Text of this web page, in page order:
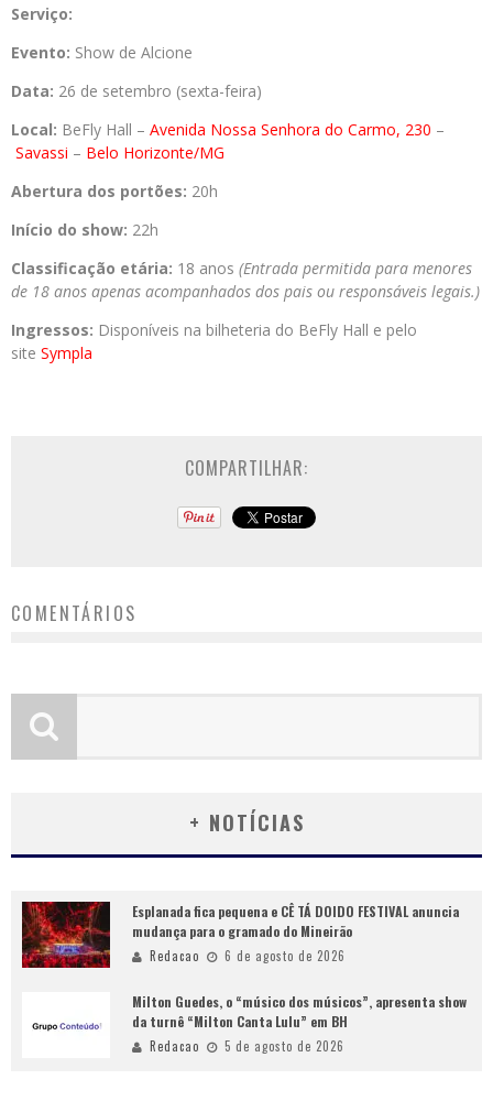
Serviço:
Evento: Show de Alcione
Data: 26 de setembro (sexta-feira)
Local: BeFly Hall – Avenida Nossa Senhora do Carmo, 230 –
Savassi – Belo Horizonte/MG
Abertura dos portões: 20h
Início do show: 22h
Classificação etária: 18 anos (Entrada permitida para menores
de 18 anos apenas acompanhados dos pais ou responsáveis legais.)
Ingressos: Disponíveis na bilheteria do BeFly Hall e pelo
site Sympla
COMPARTILHAR:
COMENTÁRIOS
+ NOTÍCIAS
Esplanada fica pequena e CÊ TÁ DOIDO FESTIVAL anuncia
mudança para o gramado do Mineirão
Redacao 6 de agosto de 2026
Milton Guedes, o “músico dos músicos”, apresenta show
da turnê “Milton Canta Lulu” em BH
Redacao 5 de agosto de 2026